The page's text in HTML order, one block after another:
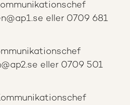
eller 0709 681
eller 0709 501